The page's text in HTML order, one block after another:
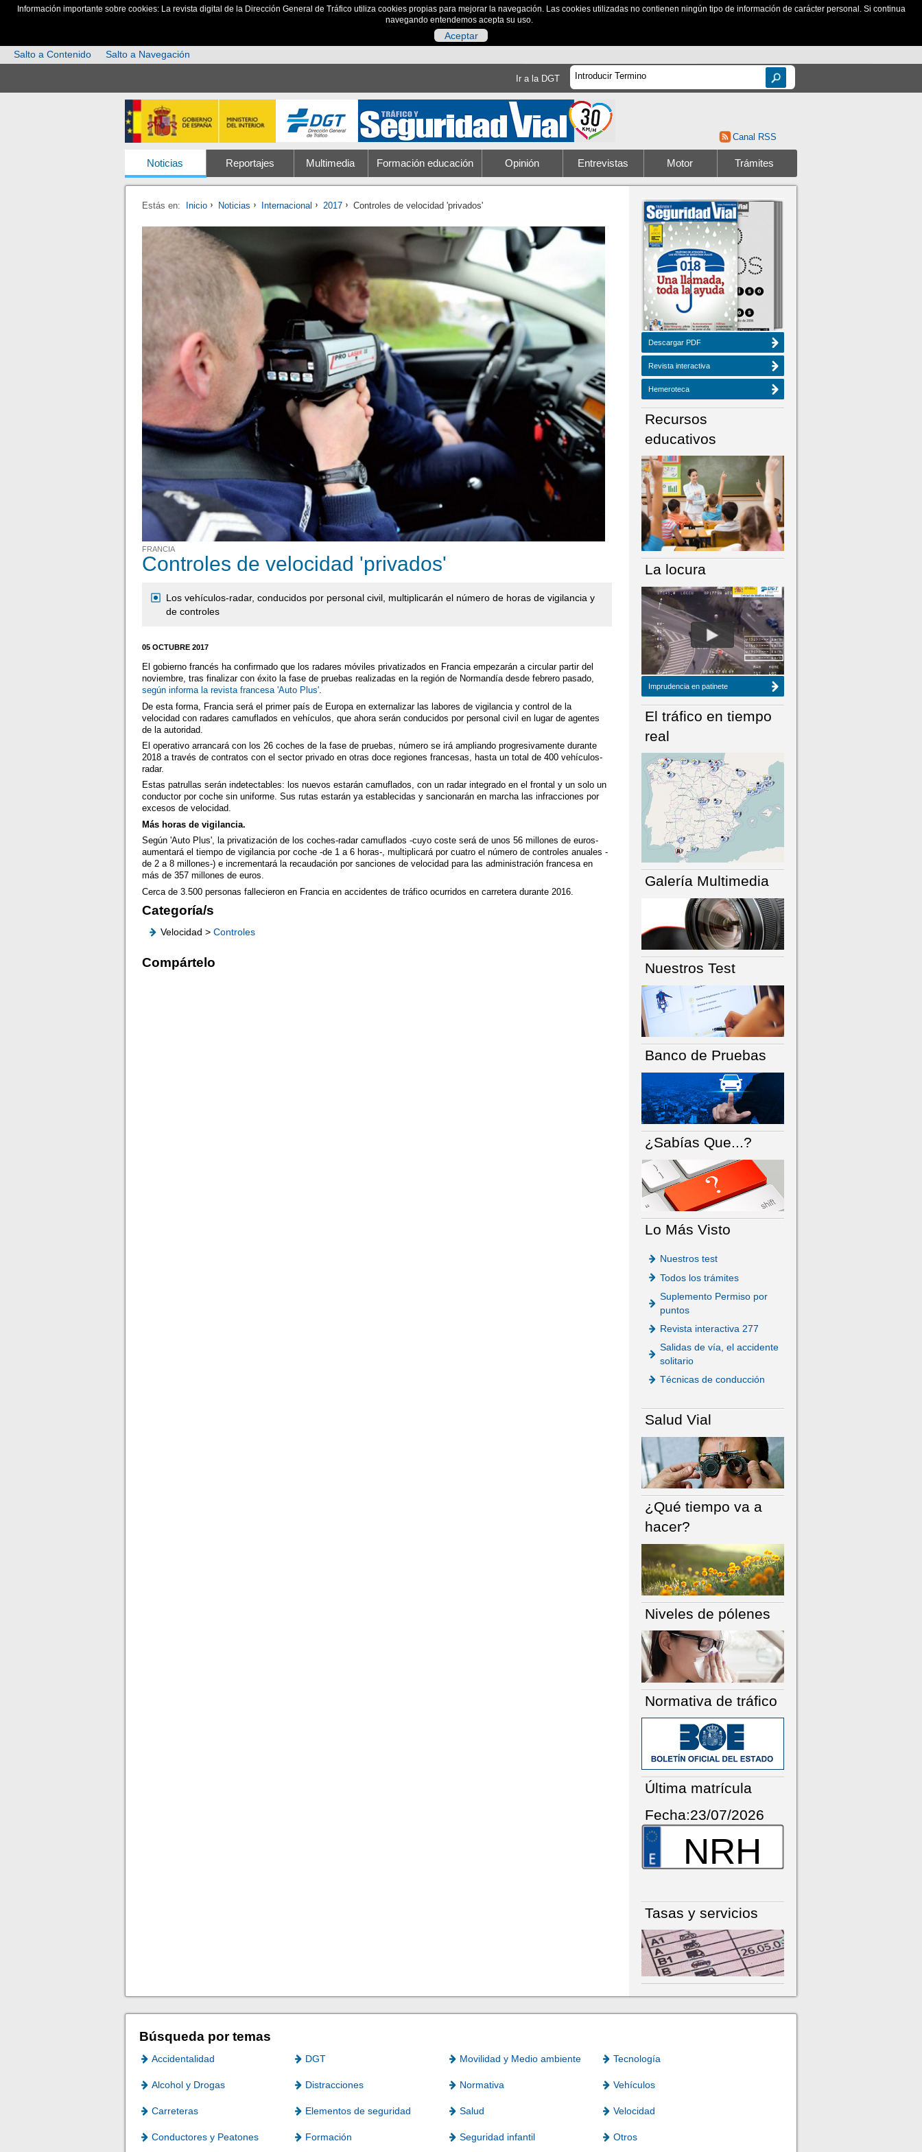
Información importante sobre cookies: La revista digital de la Dirección General de Tráfico utiliza cookies propias para mejorar la navegación. Las cookies utilizadas no contienen ningún tipo de información de carácter personal. Si continua
navegando entendemos acepta su uso.
Aceptar
Salto a Contenido
Salto a Navegación
Ir a la DGT
Canal RSS
Noticias Reportajes Multimedia Formación educación Opinión Entrevistas Motor Trámites
Estás en: Inicio Noticias Internacional 2017 Controles de velocidad 'privados'
FRANCIA
Controles de velocidad 'privados'
Los vehículos-radar, conducidos por personal civil, multiplicarán el número de horas de vigilancia y
de controles
05 OCTUBRE 2017
El gobierno francés ha confirmado que los radares móviles privatizados en Francia empezarán a circular partir del
noviembre, tras finalizar con éxito la fase de pruebas realizadas en la región de Normandía desde febrero pasado,
según informa la revista francesa 'Auto Plus'.
De esta forma, Francia será el primer país de Europa en externalizar las labores de vigilancia y control de la
velocidad con radares camuflados en vehículos, que ahora serán conducidos por personal civil en lugar de agentes
de la autoridad.
El operativo arrancará con los 26 coches de la fase de pruebas, número se irá ampliando progresivamente durante
2018 a través de contratos con el sector privado en otras doce regiones francesas, hasta un total de 400 vehículos-
radar.
Estas patrullas serán indetectables: los nuevos estarán camuflados, con un radar integrado en el frontal y un solo un
conductor por coche sin uniforme. Sus rutas estarán ya establecidas y sancionarán en marcha las infracciones por
excesos de velocidad.
Más horas de vigilancia.
Según 'Auto Plus', la privatización de los coches-radar camuflados -cuyo coste será de unos 56 millones de euros-
aumentará el tiempo de vigilancia por coche -de 1 a 6 horas-, multiplicará por cuatro el número de controles anuales -
de 2 a 8 millones-) e incrementará la recaudación por sanciones de velocidad para las administración francesa en
más de 357 millones de euros.
Cerca de 3.500 personas fallecieron en Francia en accidentes de tráfico ocurridos en carretera durante 2016.
Categoría/s
Velocidad >Controles
Compártelo
NÚMERO ACTUAL HEMEROTECA
Descargar PDF
Revista interactiva
Hemeroteca
Recursos
educativos
La locura
Imprudencia en patinete
El tráfico en tiempo
real
Galería Multimedia
Nuestros Test
Banco de Pruebas
¿Sabías Que...?
Lo Más Visto
Nuestros test
Todos los trámites
Suplemento Permiso por
puntos
Revista interactiva 277
Salidas de vía, el accidente
solitario
Técnicas de conducción
Salud Vial
¿Qué tiempo va a
hacer?
Niveles de pólenes
Normativa de tráfico
Última matrícula
Fecha:23/07/2026
NRH
Tasas y servicios
Búsqueda por temas
Accidentalidad DGT Movilidad y Medio ambiente Tecnología
Alcohol y Drogas Distracciones Normativa Vehículos
Carreteras Elementos de seguridad Salud Velocidad
Conductores y Peatones Formación Seguridad infantil Otros